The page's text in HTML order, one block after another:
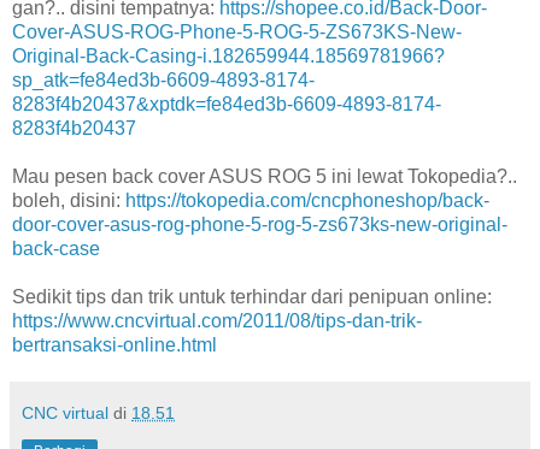
gan?.. disini tempatnya: https://shopee.co.id/Back-Door-
Cover-ASUS-ROG-Phone-5-ROG-5-ZS673KS-New-
Original-Back-Casing-i.182659944.18569781966?
sp_atk=fe84ed3b-6609-4893-8174-
8283f4b20437&xptdk=fe84ed3b-6609-4893-8174-
8283f4b20437
Mau pesen back cover ASUS ROG 5 ini lewat Tokopedia?..
boleh, disini: https://tokopedia.com/cncphoneshop/back-
door-cover-asus-rog-phone-5-rog-5-zs673ks-new-original-
back-case
Sedikit tips dan trik untuk terhindar dari penipuan online:
https://www.cncvirtual.com/2011/08/tips-dan-trik-
bertransaksi-online.html
CNC virtual di 18.51